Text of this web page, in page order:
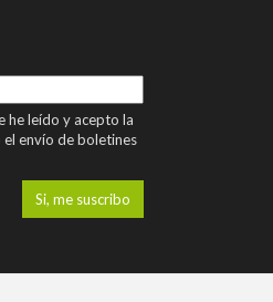
he leído y acepto la
envío de boletines